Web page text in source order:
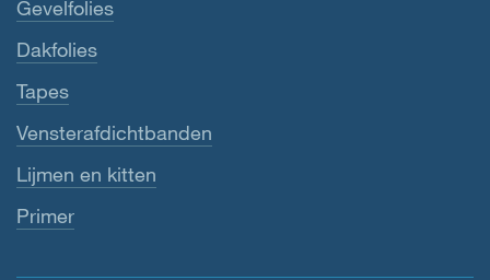
Gevelfolies
Dakfolies
Tapes
Vensterafdichtbanden
Lijmen en kitten
Primer